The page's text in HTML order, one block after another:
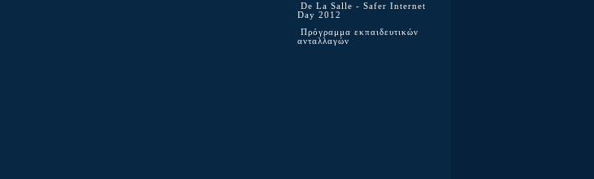
De La Salle - Safer Internet
Day 2012
Πρόγραμμα εκπαιδευτικών
ανταλλαγών